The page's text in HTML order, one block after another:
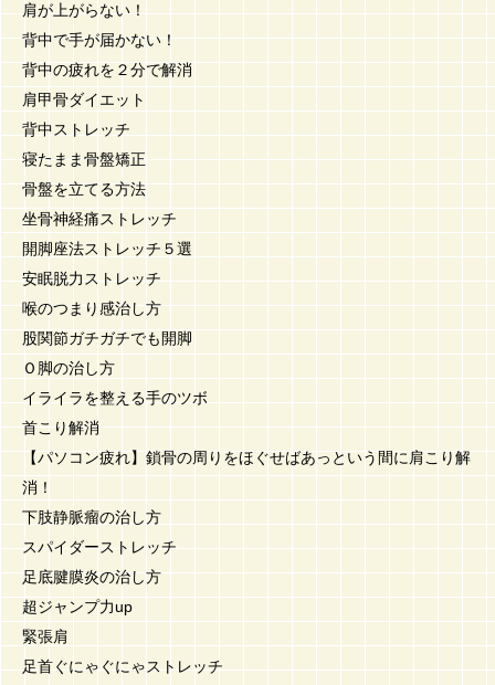
肩が上がらない！
背中で手が届かない！
背中の疲れを２分で解消
肩甲骨ダイエット
背中ストレッチ
寝たまま骨盤矯正
骨盤を立てる方法
坐骨神経痛ストレッチ
開脚座法ストレッチ５選
安眠脱力ストレッチ
喉のつまり感治し方
股関節ガチガチでも開脚
Ｏ脚の治し方
イライラを整える手のツボ
首こり解消
【パソコン疲れ】鎖骨の周りをほぐせばあっという間に肩こり解
消！
下肢静脈瘤の治し方
スパイダーストレッチ
足底腱膜炎の治し方
超ジャンプ力up
緊張肩
足首ぐにゃぐにゃストレッチ